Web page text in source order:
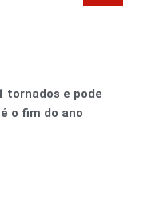
tornados e pode
o fim do ano